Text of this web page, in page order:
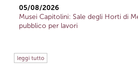
05/08/2026
Musei Capitolini: Sale degli Horti di
pubblico per lavori
leggi tutto